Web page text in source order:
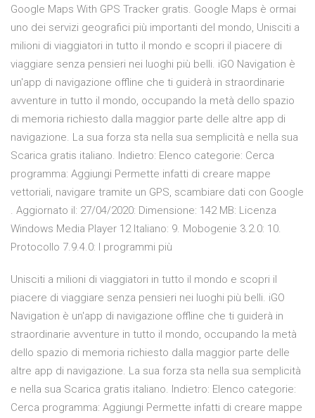
Google Maps With GPS Tracker gratis. Google Maps è ormai
uno dei servizi geografici più importanti del mondo, Unisciti a
milioni di viaggiatori in tutto il mondo e scopri il piacere di
viaggiare senza pensieri nei luoghi più belli. iGO Navigation è
un'app di navigazione offline che ti guiderà in straordinarie
avventure in tutto il mondo, occupando la metà dello spazio
di memoria richiesto dalla maggior parte delle altre app di
navigazione. La sua forza sta nella sua semplicità e nella sua
Scarica gratis italiano. Indietro: Elenco categorie: Cerca
programma: Aggiungi Permette infatti di creare mappe
vettoriali, navigare tramite un GPS, scambiare dati con Google
. Aggiornato il: 27/04/2020: Dimensione: 142 MB: Licenza
Windows Media Player 12 Italiano: 9. Mobogenie 3.2.0: 10.
Protocollo 7.9.4.0: I programmi più
Unisciti a milioni di viaggiatori in tutto il mondo e scopri il
piacere di viaggiare senza pensieri nei luoghi più belli. iGO
Navigation è un'app di navigazione offline che ti guiderà in
straordinarie avventure in tutto il mondo, occupando la metà
dello spazio di memoria richiesto dalla maggior parte delle
altre app di navigazione. La sua forza sta nella sua semplicità
e nella sua Scarica gratis italiano. Indietro: Elenco categorie:
Cerca programma: Aggiungi Permette infatti di creare mappe